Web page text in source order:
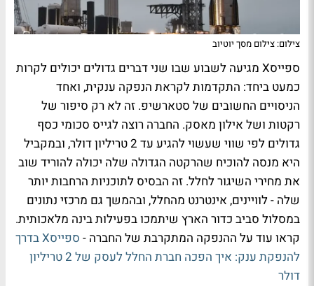
צילום: צילום מסך יוטיוב
ספייסX מגיעה לשבוע שבו שני דברים גדולים יכולים לקרות
כמעט ביחד: התקדמות לקראת הנפקה ענקית, ואחד
הניסויים החשובים של סטארשיפ. זה לא רק סיפור של
רקטות ושל אילון מאסק. החברה רוצה לגייס סכומי כסף
גדולים לפי שווי שעשוי להגיע עד 2 טריליון דולר, ובמקביל
היא מנסה להוכיח שהרקטה הגדולה שלה יכולה להוריד שוב
את מחירי השיגור לחלל. זה הבסיס לתוכניות הרחבות יותר
שלה - לוויינים, אינטרנט מהחלל, ובהמשך גם מרכזי נתונים
במסלול סביב כדור הארץ שיתמכו בפעילות בינה מלאכותית.
קראו עוד על ההנפקה המתקרבת של החברה -
ספייסX בדרך
להנפקת ענק: איך הפכה חברת החלל לעסק של 2 טריליון
דולר